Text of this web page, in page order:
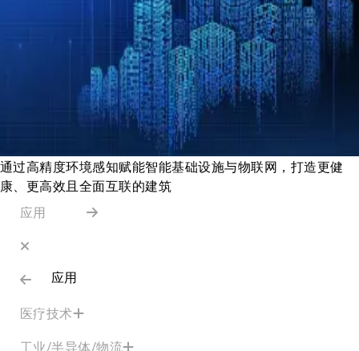
通过高精度环境感知赋能智能基础设施与物联网，打造更健
康、更高效且全面互联的建筑
应用
应用
医疗技术
工业/半导体/物流